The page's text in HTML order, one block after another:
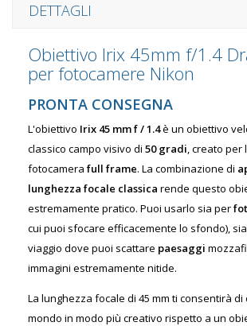
DETTAGLI
Obiettivo Irix 45mm f/1.4
per fotocamere Nikon
PRONTA CONSEGNA
L'obiettivo Irix 45 mm f / 1.4è un obiettivo
classico campo visivo di 50 gradi, creato per
fotocamera full frame. La combinazione di
lunghezza focale classica rende questo
estremamente pratico. Puoi usarlo sia per
cui puoi sfocare efficacemente lo sfondo),
viaggio dove puoi scattare paesaggi
immagini estremamente nitide.
La lunghezza focale di 45 mm ti consentirà di
mondo in modo più creativo rispetto a un